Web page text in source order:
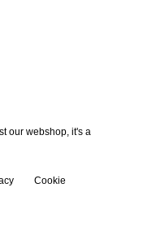
our webshop, it's a
Cookie